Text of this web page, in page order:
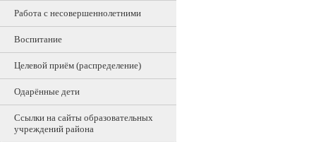
Работа с несовершеннолетними
Воспитание
Целевой приём (распределение)
Одарённые дети
Ссылки на сайты образовательных
учреждений района